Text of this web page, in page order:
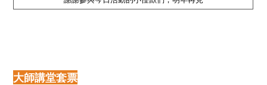
大師講堂套票